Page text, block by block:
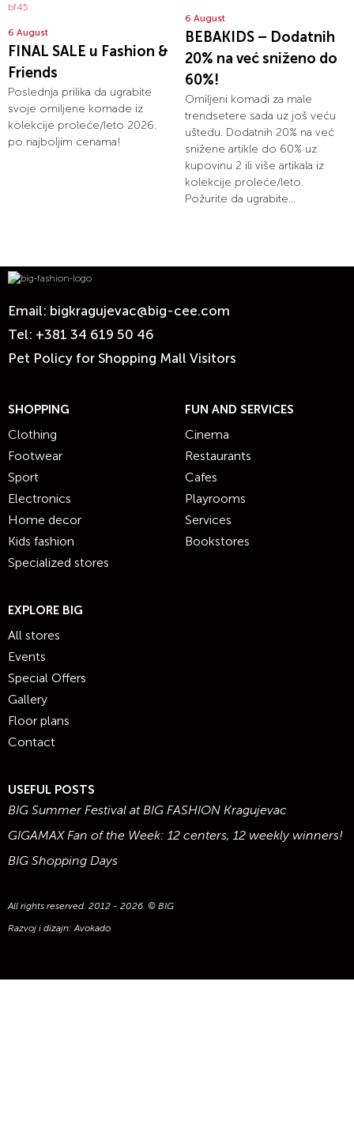
6 August
FINAL SALE u Fashion &
Friends
Poslednja prilika da ugrabite
svoje omiljene komade iz
kolekcije proleće/leto 2026.
po najboljim cenama!
6 August
BEBAKIDS – Dodatnih
20% na već sniženo do
60%!
Omiljeni komadi za male
trendsetere sada uz još veću
uštedu. Dodatnih 20% na već
snižene artikle do 60% uz
kupovinu 2 ili više artikala iz
kolekcije proleće/leto.
Požurite da ugrabite...
Email: bigkragujevac@big-cee.com
Tel: +381 34 619 50 46
Pet Policy for Shopping Mall Visitors
SHOPPING
Clothing
Footwear
Sport
Electronics
Home decor
Kids fashion
Specialized stores
FUN AND SERVICES
Cinema
Restaurants
Cafes
Playrooms
Services
Bookstores
EXPLORE BIG
All stores
Events
Special Offers
Gallery
Floor plans
Contact
USEFUL POSTS
BIG Summer Festival at BIG FASHION Kragujevac
GIGAMAX Fan of the Week: 12 centers, 12 weekly winners!
BIG Shopping Days
All rights reserved. 2012 - 2026. © BIG
Razvoj i dizajn: Avokado